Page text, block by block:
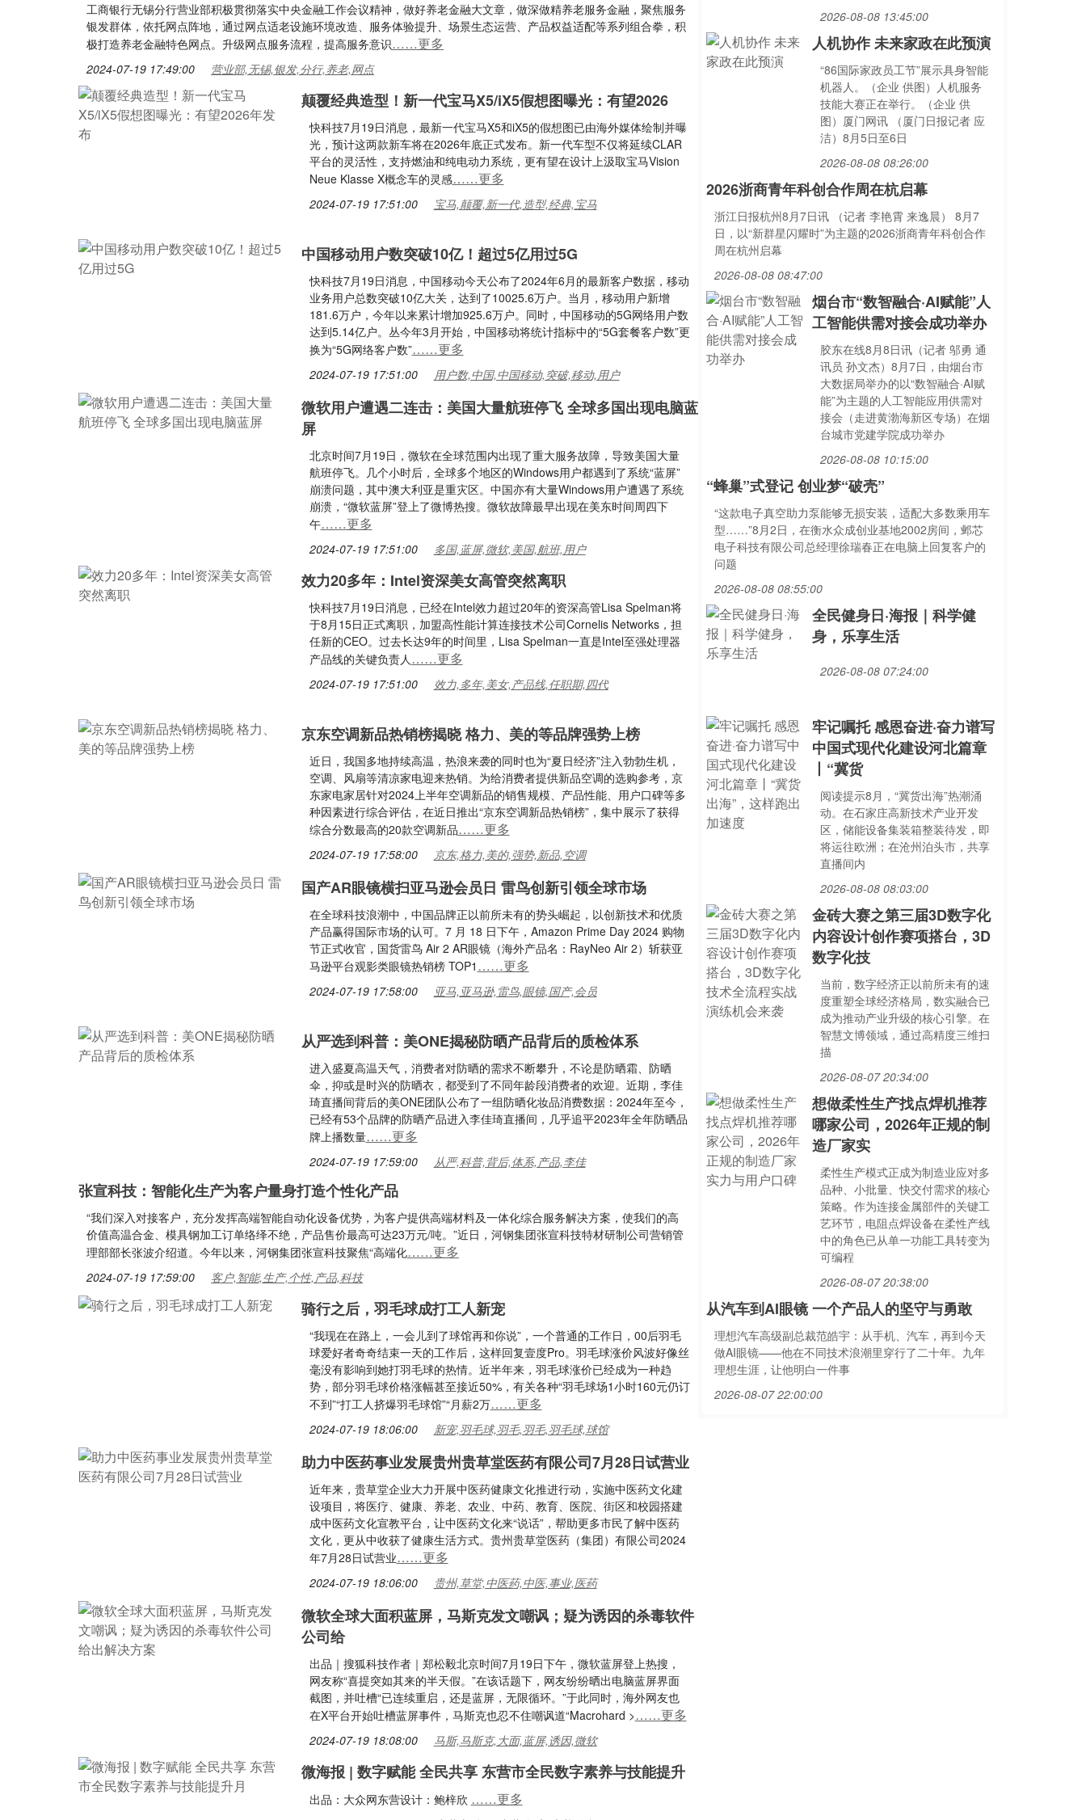
工商银行无锡分行营业部积极贯彻落实中央金融工作会议精神，做好养老金融大文章，做深做精养老服务金融，聚焦服务
银发群体，依托网点阵地，通过网点适老设施环境改造、服务体验提升、场景生态运营、产品权益适配等系列组合拳，积
极打造养老金融特色网点。升级网点服务流程，提高服务意识……更多
2024-07-19 17:49:00 营业部,无锡,银发,分行,养老,网点
颠覆经典造型！新一代宝马X5/iX5假想图曝光：有望2026
快科技7月19日消息，最新一代宝马X5和iX5的假想图已由海外媒体绘制并曝
光，预计这两款新车将在2026年底正式发布。新一代车型不仅将延续CLAR
平台的灵活性，支持燃油和纯电动力系统，更有望在设计上汲取宝马Vision
Neue Klasse X概念车的灵感……更多
2024-07-19 17:51:00 宝马,颠覆,新一代,造型,经典,宝马
中国移动用户数突破10亿！超过5亿用过5G
快科技7月19日消息，中国移动今天公布了2024年6月的最新客户数据，移动
业务用户总数突破10亿大关，达到了10025.6万户。当月，移动用户新增
181.6万户，今年以来累计增加925.6万户。同时，中国移动的5G网络用户数
达到5.14亿户。丛今年3月开始，中国移动将统计指标中的“5G套餐客户数”更
换为“5G网络客户数”……更多
2024-07-19 17:51:00 用户数,中国,中国移动,突破,移动,用户
微软用户遭遇二连击：美国大量航班停飞 全球多国出现电脑蓝
屏
北京时间7月19日，微软在全球范围内出现了重大服务故障，导致美国大量
航班停飞。几个小时后，全球多个地区的Windows用户都遇到了系统“蓝屏”
崩溃问题，其中澳大利亚是重灾区。中国亦有大量Windows用户遭遇了系统
崩溃，“微软蓝屏”登上了微博热搜。微软故障最早出现在美东时间周四下
午……更多
2024-07-19 17:51:00 多国,蓝屏,微软,美国,航班,用户
效力20多年：Intel资深美女高管突然离职
快科技7月19日消息，已经在Intel效力超过20年的资深高管Lisa Spelman将
于8月15日正式离职，加盟高性能计算连接技术公司Cornelis Networks，担
任新的CEO。过去长达9年的时间里，Lisa Spelman一直是Intel至强处理器
产品线的关键负责人……更多
2024-07-19 17:51:00 效力,多年,美女,产品线,任职期,四代
京东空调新品热销榜揭晓 格力、美的等品牌强势上榜
近日，我国多地持续高温，热浪来袭的同时也为“夏日经济”注入勃勃生机，
空调、风扇等清凉家电迎来热销。为给消费者提供新品空调的选购参考，京
东家电家居针对2024上半年空调新品的销售规模、产品性能、用户口碑等多
种因素进行综合评估，在近日推出“京东空调新品热销榜”，集中展示了获得
综合分数最高的20款空调新品……更多
2024-07-19 17:58:00 京东,格力,美的,强势,新品,空调
国产AR眼镜横扫亚马逊会员日 雷鸟创新引领全球市场
在全球科技浪潮中，中国品牌正以前所未有的势头崛起，以创新技术和优质
产品赢得国际市场的认可。7 月 18 日下午，Amazon Prime Day 2024 购物
节正式收官，国货雷鸟 Air 2 AR眼镜（海外产品名：RayNeo Air 2）斩获亚
马逊平台观影类眼镜热销榜 TOP1 ……更多
2024-07-19 17:58:00 亚马,亚马逊,雷鸟,眼镜,国产,会员
从严选到科普：美ONE揭秘防晒产品背后的质检体系
进入盛夏高温天气，消费者对防晒的需求不断攀升，不论是防晒霜、防晒
伞，抑或是时兴的防晒衣，都受到了不同年龄段消费者的欢迎。近期，李佳
琦直播间背后的美ONE团队公布了一组防晒化妆品消费数据：2024年至今，
已经有53个品牌的防晒产品进入李佳琦直播间，几乎追平2023年全年防晒品
牌上播数量……更多
2024-07-19 17:59:00 从严,科普,背后,体系,产品,李佳
张宣科技：智能化生产为客户量身打造个性化产品
“我们深入对接客户，充分发挥高端智能自动化设备优势，为客户提供高端材料及一体化综合服务解决方案，使我们的高
价值高温合金、模具钢加工订单络绎不绝，产品售价最高可达23万元/吨。”近日，河钢集团张宣科技特材研制公司营销管
理部部长张波介绍道。今年以来，河钢集团张宣科技聚焦“高端化……更多
2024-07-19 17:59:00 客户,智能,生产,个性,产品,科技
骑行之后，羽毛球成打工人新宠
“我现在在路上，一会儿到了球馆再和你说”，一个普通的工作日，00后羽毛
球爱好者奇奇结束一天的工作后，这样回复壹度Pro。羽毛球涨价风波好像丝
毫没有影响到她打羽毛球的热情。近半年来，羽毛球涨价已经成为一种趋
势，部分羽毛球价格涨幅甚至接近50%，有关各种“羽毛球场1小时160元仍订
不到”“打工人挤爆羽毛球馆”“月薪2万……更多
2024-07-19 18:06:00 新宠,羽毛球,羽毛,羽毛,羽毛球,球馆
助力中医药事业发展贵州贵草堂医药有限公司7月28日试营业
近年来，贵草堂企业大力开展中医药健康文化推进行动，实施中医药文化建
设项目，将医疗、健康、养老、农业、中药、教育、医院、街区和校园搭建
成中医药文化宣教平台，让中医药文化来“说话”，帮助更多市民了解中医药
文化，更从中收获了健康生活方式。贵州贵草堂医药（集团）有限公司2024
年7月28日试营业……更多
2024-07-19 18:06:00 贵州,草堂,中医药,中医,事业,医药
微软全球大面积蓝屏，马斯克发文嘲讽；疑为诱因的杀毒软件
公司给
出品｜搜狐科技作者｜郑松毅北京时间7月19日下午，微软蓝屏登上热搜，
网友称“喜提突如其来的半天假。”在该话题下，网友纷纷晒出电脑蓝屏界面
截图，并吐槽“已连续重启，还是蓝屏，无限循环。”于此同时，海外网友也
在X平台开始吐槽蓝屏事件，马斯克也忍不住嘲讽道“Macrohard >……更多
2024-07-19 18:08:00 马斯,马斯克,大面,蓝屏,诱因,微软
微海报 | 数字赋能 全民共享 东营市全民数字素养与技能提升
出品：大众网东营设计：鲍梓欣 ……更多
2026-08-08 13:45:00
人机协作 未来家政在此预演
“86国际家政员工节”展示具身智能
机器人。（企业 供图）人机服务
技能大赛正在举行。（企业 供
图）厦门网讯 （厦门日报记者 应
洁）8月5日至6日
2026-08-08 08:26:00
2026浙商青年科创合作周在杭启幕
浙江日报杭州8月7日讯 （记者 李艳霄 来逸晨） 8月7
日，以“新群星闪耀时”为主题的2026浙商青年科创合作
周在杭州启幕
2026-08-08 08:47:00
烟台市“数智融合·AI赋能”人
工智能供需对接会成功举办
胶东在线8月8日讯（记者 邬勇 通
讯员 孙文杰）8月7日，由烟台市
大数据局举办的以“数智融合·AI赋
能”为主题的人工智能应用供需对
接会（走进黄渤海新区专场）在烟
台城市党建学院成功举办
2026-08-08 10:15:00
“蜂巢”式登记 创业梦“破壳”
“这款电子真空助力泵能够无损安装，适配大多数乘用车
型……”8月2日，在衡水众成创业基地2002房间，邺芯
电子科技有限公司总经理徐瑞春正在电脑上回复客户的
问题
2026-08-08 08:55:00
全民健身日·海报｜科学健
身，乐享生活
2026-08-08 07:24:00
牢记嘱托 感恩奋进·奋力谱写
中国式现代化建设河北篇章
丨“冀货
阅读提示8月，“冀货出海”热潮涌
动。在石家庄高新技术产业开发
区，储能设备集装箱整装待发，即
将运往欧洲；在沧州泊头市，共享
直播间内
2026-08-08 08:03:00
金砖大赛之第三届3D数字化
内容设计创作赛项搭台，3D
数字化技
当前，数字经济正以前所未有的速
度重塑全球经济格局，数实融合已
成为推动产业升级的核心引擎。在
智慧文博领域，通过高精度三维扫
描
2026-08-07 20:34:00
想做柔性生产找点焊机推荐
哪家公司，2026年正规的制
造厂家实
柔性生产模式正成为制造业应对多
品种、小批量、快交付需求的核心
策略。作为连接金属部件的关键工
艺环节，电阻点焊设备在柔性产线
中的角色已从单一功能工具转变为
可编程
2026-08-07 20:38:00
从汽车到AI眼镜 一个产品人的坚守与勇敢
理想汽车高级副总裁范皓宇：从手机、汽车，再到今天
做AI眼镜——他在不同技术浪潮里穿行了二十年。九年
理想生涯，让他明白一件事
2026-08-07 22:00:00